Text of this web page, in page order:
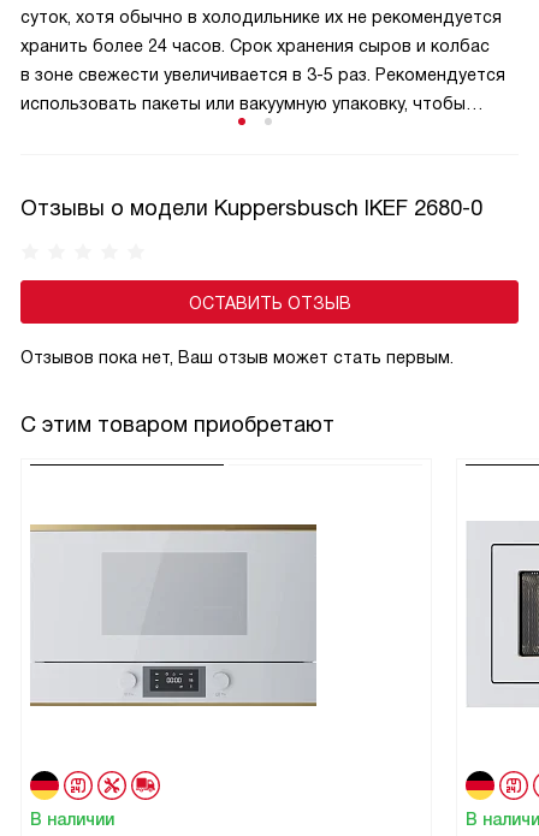
суток, хотя обычно в холодильнике их не рекомендуется
хранить более 24 часов. Срок хранения сыров и колбас
в зоне свежести увеличивается в 3-5 раз. Рекомендуется
использовать пакеты или вакуумную упаковку, чтобы
Отзывы о модели Kuppersbusch IKEF 2680-0
ОСТАВИТЬ ОТЗЫВ
Отзывов пока нет, Ваш отзыв может стать первым.
С этим товаром приобретают
В наличии В